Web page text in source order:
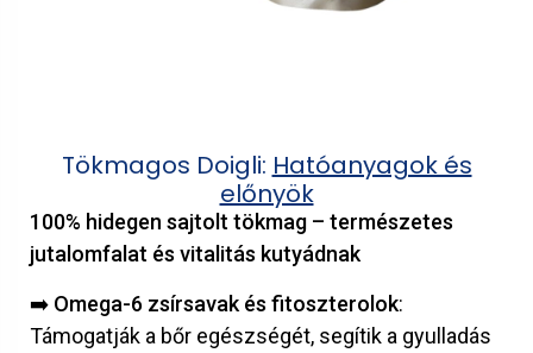
Tökmagos Doigli: Hatóanyagok és
előnyök
100% hidegen sajtolt tökmag – természetes
jutalomfalat és vitalitás kutyádnak
➡️ Omega-6 zsírsavak és fitoszterolok:
Támogatják a bőr egészségét, segítik a gyulladás